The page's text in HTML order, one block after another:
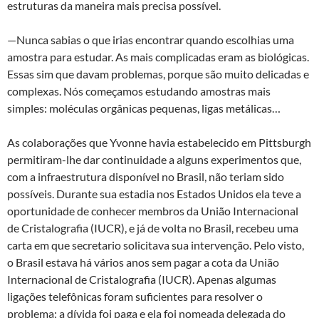
estruturas da maneira mais precisa possível.
—Nunca sabias o que irias encontrar quando escolhias uma
amostra para estudar. As mais complicadas eram as biológicas.
Essas sim que davam problemas, porque são muito delicadas e
complexas. Nós começamos estudando amostras mais
simples: moléculas orgânicas pequenas, ligas metálicas…
As colaborações que Yvonne havia estabelecido em Pittsburgh
permitiram-lhe dar continuidade a alguns experimentos que,
com a infraestrutura disponível no Brasil, não teriam sido
possíveis. Durante sua estadia nos Estados Unidos ela teve a
oportunidade de conhecer membros da União Internacional
de Cristalografia (IUCR), e já de volta no Brasil, recebeu uma
carta em que secretario solicitava sua intervenção. Pelo visto,
o Brasil estava há vários anos sem pagar a cota da União
Internacional de Cristalografia (IUCR). Apenas algumas
ligações telefônicas foram suficientes para resolver o
problema: a dívida foi paga e ela foi nomeada delegada do